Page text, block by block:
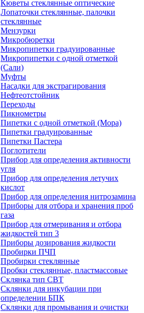
Кюветы стеклянные оптические
Лопаточки стеклянные, палочки
стеклянные
Мензурки
Микробюретки
Микропипетки градуированные
Микропипетки с одной отметкой
(Сали)
Муфты
Насадки для экстрагирования
Нефтеотстойник
Переходы
Пикнометры
Пипетки с одной отметкой (Мора)
Пипетки градуированные
Пипетки Пастера
Поглотители
Прибор для определения активности
угля
Прибор для определения летучих
кислот
Прибор для определения нитрозамина
Приборы для отбора и хранения проб
газа
Прибор для отмеривания и отбора
жидкостей тип 3
Приборы дозирования жидкости
Пробирки ПЧП
Пробирки стеклянные
Пробки стеклянные, пластмассовые
Склянка тип СВТ
Склянки для инкубации при
определении БПК
Склянки для промывания и очистки